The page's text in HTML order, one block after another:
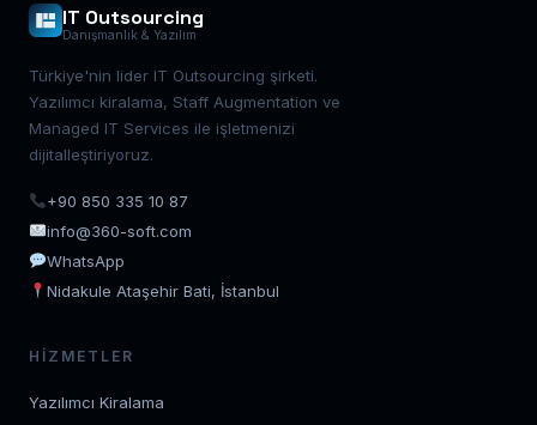
IT Outsourcing
Danışmanlık & Yazılım
Türkiye'nin lider IT Outsourcing şirketi.
Yazılımcı kiralama, Staff Augmentation ve
Managed IT Services ile işletmenizi
dijitalleştiriyoruz.
+90 850 335 10 87
info@360-soft.com
WhatsApp
Nidakule Ataşehir Bati, İstanbul
HIZMETLER
Yazılımcı Kiralama